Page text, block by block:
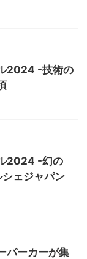
2024 -技術の
2024 -幻の
ェジャパン
パーカーが集